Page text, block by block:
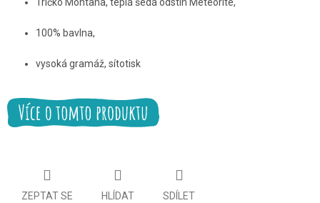
100% bavlna,
vysoká gramáž, sítotisk
ZEPTAT SE HLÍDAT SDÍLET